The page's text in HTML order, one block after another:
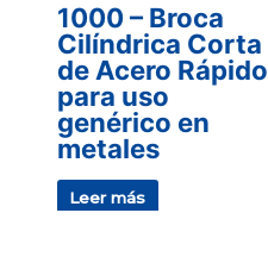
1000 – Broca
Cilíndrica Corta
de Acero Rápido
para uso
genérico en
metales
Leer más